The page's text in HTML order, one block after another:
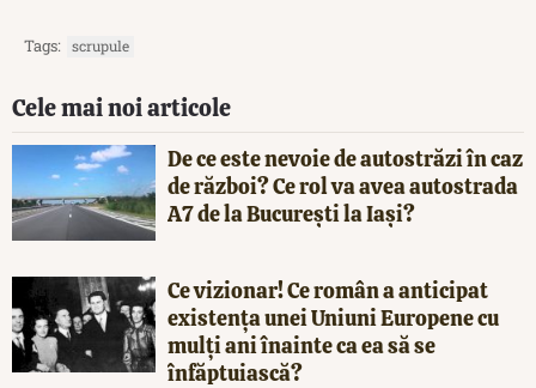
Tags: scrupule
Cele mai noi articole
De ce este nevoie de autostrăzi în caz
de război? Ce rol va avea autostrada
A7 de la București la Iași?
Ce vizionar! Ce român a anticipat
existența unei Uniuni Europene cu
mulți ani înainte ca ea să se
înfăptuiască?